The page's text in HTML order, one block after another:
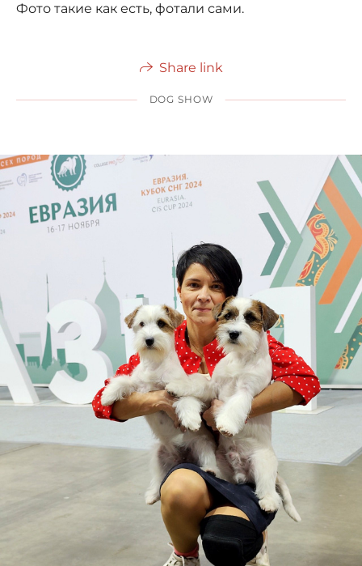
Фото такие как есть, фотали сами.
Share link
DOG SHOW